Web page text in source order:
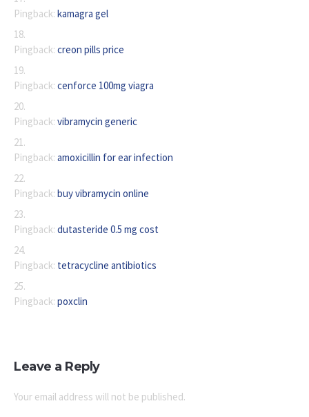
Pingback: kamagra gel
Pingback: creon pills price
Pingback: cenforce 100mg viagra
Pingback: vibramycin generic
Pingback: amoxicillin for ear infection
Pingback: buy vibramycin online
Pingback: dutasteride 0.5 mg cost
Pingback: tetracycline antibiotics
Pingback: poxclin
Leave a Reply
Your email address will not be published.